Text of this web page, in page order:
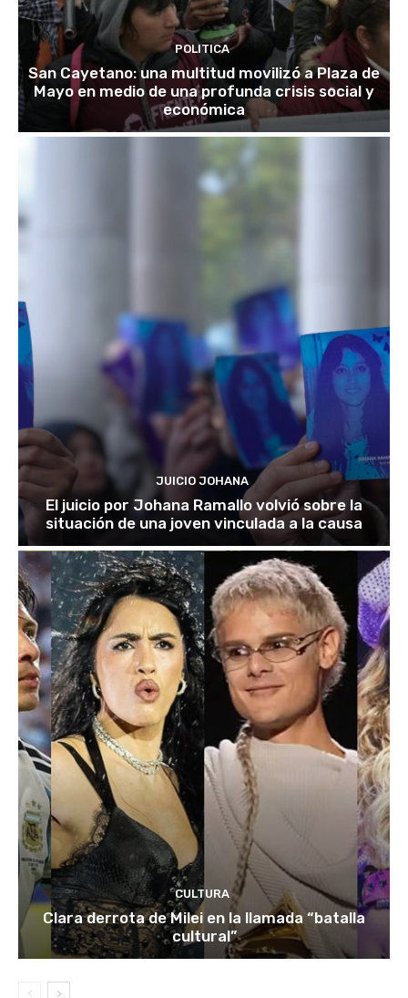
POLITICA
San Cayetano: una multitud movilizó a Plaza de
Mayo en medio de una profunda crisis social y
económica
JUICIO JOHANA
El juicio por Johana Ramallo volvió sobre la
situación de una joven vinculada a la causa
CULTURA
Clara derrota de Milei en la llamada “batalla
cultural”